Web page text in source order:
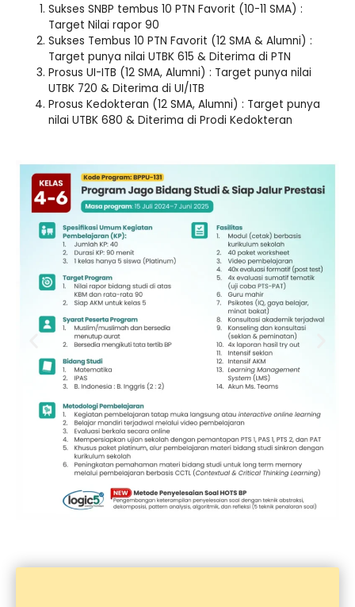
Sukses SNBP tembus 10 PTN Favorit (10-11 SMA) :
Target Nilai rapor 90
Sukses Tembus 10 PTN Favorit (12 SMA & Alumni) :
Target punya nilai UTBK 615 & Diterima di PTN
Prosus UI-ITB (12 SMA, Alumni) : Target punya nilai
UTBK 720 & Diterima di UI/ITB
Prosus Kedokteran (12 SMA, Alumni) : Target punya
nilai UTBK 680 & Diterima di Prodi Kedokteran